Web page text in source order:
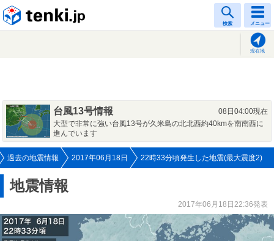
検索 メニュー
現在地
台風13号情報
08日04:00現在
大型で非常に強い台風13号が久米島の北北西約40kmを南南西に
進んでいます
過去の地震情報 2017年06月18日 22時33分頃発生した地震(最大震度2)
地震情報
2017年06月18日22:36発表